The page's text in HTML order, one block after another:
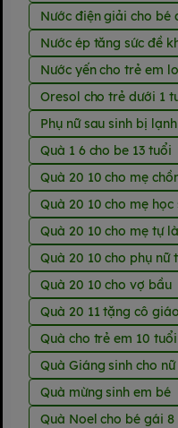
Nước điện giải cho bé
Nước ép tăng sức đề
Nước yến cho trẻ em
Oresol cho trẻ dưới 1
Phụ nữ sau sinh bị
Quà 1 6 cho be 13 tuổi
Quà 20 10 cho mẹ
Quà 20 10 cho mẹ học
Quà 20 10 cho mẹ tự
Quà 20 10 cho phụ nữ
Quà 20 10 cho vợ bầu
Quà 20 11 tặng cô
Quà cho trẻ em 10 tuổi
Quà Giáng sinh cho nữ
Quà mừng sinh em bé
Quà Noel cho bé gái 8